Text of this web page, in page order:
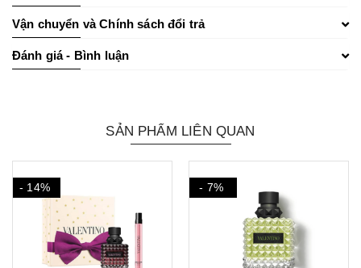
Vận chuyển và Chính sách đổi trả
Đánh giá - Bình luận
SẢN PHẨM LIÊN QUAN
- 14% - 7%